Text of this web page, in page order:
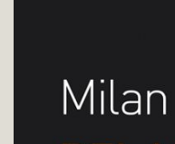
Bela
vrana